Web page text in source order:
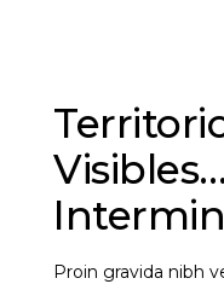
Visibles…
Proin gravida nibh